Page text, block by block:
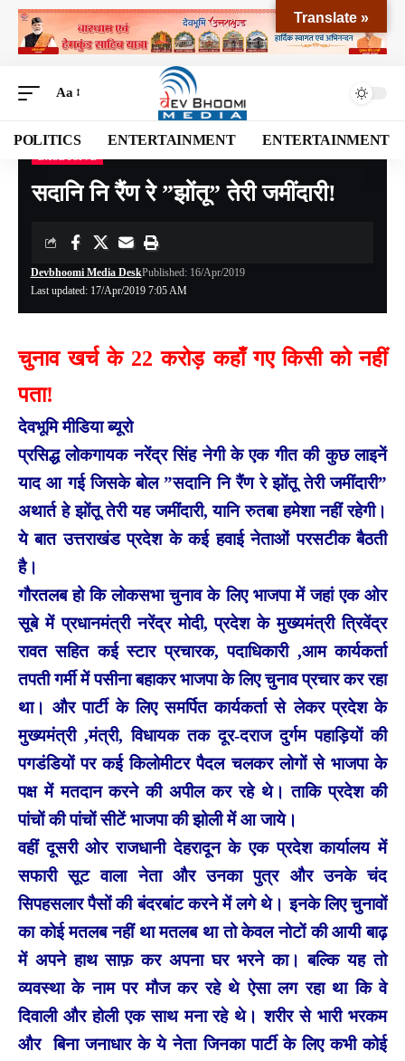
Aa
POLITICS ENTERTAINMENT ENTERTAINMENT
Devbhoomi Media >Blog >EXCLUSIVE> सदानि नि रैंण रे ”झोंतू” तेरी जमींदारी!
सदानि नि रैंण रे ”झोंतू” तेरी जमींदारी!
Last updated: 17/Apr/2019 7:05 AM
Devbhoomi Media DeskPublished: 16/Apr/2019
चुनाव खर्च के 22 करोड़ कहाँ गए किसी को नहीं
पता!
देवभूमि मीडिया ब्यूरो
प्रसिद्ध लोकगायक नरेंद्र सिंह नेगी के एक गीत की कुछ लाइनें
याद आ गई जिसके बोल ”सदानि नि रैंण रे झोंतू तेरी जमींदारी”
अथार्त हे झोंतू तेरी यह जमींदारी, यानि रुतबा हमेशा नहीं रहेगी।
ये बात उत्तराखंड प्रदेश के कई हवाई नेताओं परसटीक बैठती
है।
गौरतलब हो कि लोकसभा चुनाव के लिए भाजपा में जहां एक ओर
सूबे में प्रधानमंत्री नरेंद्र मोदी, प्रदेश के मुख्यमंत्री त्रिवेंद्र
रावत सहित कई स्टार प्रचारक, पदाधिकारी ,आम कार्यकर्ता
तपती गर्मी में पसीना बहाकर भाजपा के लिए चुनाव प्रचार कर रहा
था। और पार्टी के लिए समर्पित कार्यकर्ता से लेकर प्रदेश के
मुख्यमंत्री ,मंत्री, विधायक तक दूर-दराज दुर्गम पहाड़ियों की
पगडंडियों पर कई किलोमीटर पैदल चलकर लोगों से भाजपा के
पक्ष में मतदान करनेकी अपील कर रहे थे। ताकि प्रदेश की
पांचों की पांचों सीटें भाजपा की झोली में आ जाये।
वहीं दूसरी ओर राजधानी देहरादून के एक प्रदेश कार्यालय में
सफारी सूट वाला नेता और उनका पुत्र और उनके चंद
सिपहसलार पैसों की बंदरबांट करने में लगे थे। इनके लिए चुनावों
का कोई मतलब नहीं था मतलब था तो केवल नोटों की आयी बाढ़
में अपने हाथ साफ़ कर अपना घर भरने का। बल्कि यह तो
व्यवस्था के नाम पर मौज कर रहे थे ऐसा लग रहा था कि वे
दिवाली और होली एक साथ मना रहे थे। शरीर से भारी भरकम
और बिना जनाधार के ये नेता जिनका पार्टी के लिए कभी कोई
Translate »